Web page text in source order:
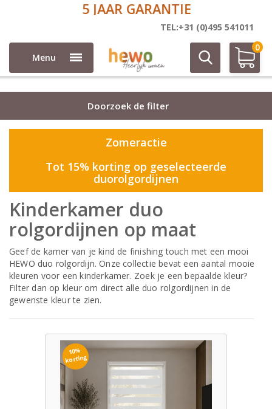
5 JAAR GARANTIE
TEL:+31 (0)495 541011
Menu
0
Duo rolgordijnen
Doorzoek de filter
Zomeractie
Tot 15% korting op geselecteerde
duorolgordijnen
Kinderkamer duo
rolgordijnen op maat
Geef de kamer van je kind de finishing touch met een mooi
HEWO duo rolgordijn. Onze collectie bevat een aantal mooie
kleuren voor een kinderkamer. Zoek je een bepaalde kleur?
Filter dan op kleur om direct alle duo rolgordijnen in de
gewenste kleur te zien.
10%
korting